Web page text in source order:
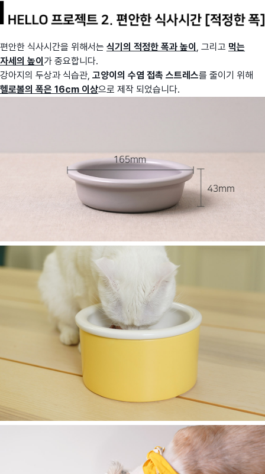
편안한 식사시간을 위해서는 식기의 적정한 폭과 높이 , 그리고 먹는
자세의 높이 가 중요합니다.
강아지의 두상과 식습관, 고양이의 수염 접촉 스트레스를 줄이기 위해
헬로볼의 폭은 16cm 이상으로 제작 되었습니다.